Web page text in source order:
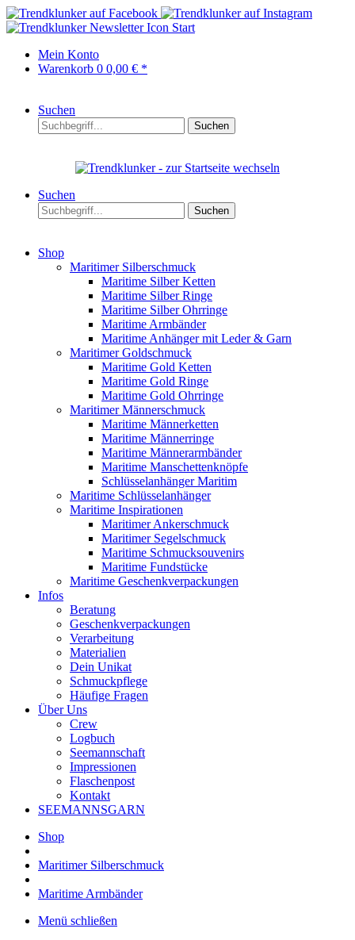
Start
Mein Konto
Warenkorb 0 0,00 € *
Suchen
Suchen
Suchen
Suchen
Shop
Maritimer Silberschmuck
Maritime Silber Ketten
Maritime Silber Ringe
Maritime Silber Ohrringe
Maritime Armbänder
Maritime Anhänger mit Leder & Garn
Maritimer Goldschmuck
Maritime Gold Ketten
Maritime Gold Ringe
Maritime Gold Ohrringe
Maritimer Männerschmuck
Maritime Männerketten
Maritime Männerringe
Maritime Männerarmbänder
Maritime Manschettenknöpfe
Schlüsselanhänger Maritim
Maritime Schlüsselanhänger
Maritime Inspirationen
Maritimer Ankerschmuck
Maritimer Segelschmuck
Maritime Schmucksouvenirs
Maritime Fundstücke
Maritime Geschenkverpackungen
Infos
Beratung
Geschenkverpackungen
Verarbeitung
Materialien
Dein Unikat
Schmuckpflege
Häufige Fragen
Über Uns
Crew
Logbuch
Seemannschaft
Impressionen
Flaschenpost
Kontakt
SEEMANNSGARN
Shop
Maritimer Silberschmuck
Maritime Armbänder
Menü schließen